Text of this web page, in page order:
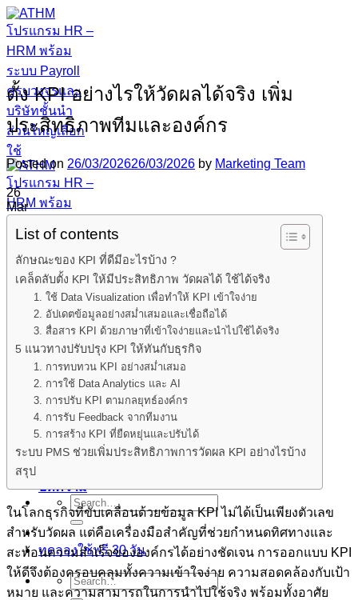
Skip
to
content
หน้าแรก
ผลิตภัณฑ์
Smarter Recruitment Platform
Core HR Management
Performance Management
Learning Management
Roster Management
ฟีเจอร์
บทความ
ทดลองใช้ฟรี 30 วัน
ตั้ง KPI อย่างไรให้วัดผลได้จริง เพิ่ม
ประสิทธิภาพทีมและองค์กร
Posted on 26/03/202626/03/2026 by Marketing Team
26
Mar
List of contents
ลักษณะของ KPI ที่ดีมีอะไรบ้าง ?
เคล็ดลับตั้ง KPI ให้มีประสิทธิภาพ วัดผลได้ ใช้ได้จริง
1. ใช้ Data Visualization เพื่อทำให้ KPI เข้าใจง่าย
2. อัปเดตข้อมูลอย่างสม่ำเสมอและเชื่อถือได้
3. สื่อสาร KPI ด้วยภาษาที่เข้าใจง่ายและนำไปใช้ได้จริง
5 แนวทางปรับปรุง KPI ให้ทันกับธุรกิจ
1. การทบทวน KPI อย่างสม่ำเสมอ
2. การใช้ Data Analytics และ AI
3. การปรับ KPI ตามกลยุทธ์องค์กร
4. การรับ Feedback จากทีมงาน
5. การสร้าง KPI ที่ยืดหยุ่นและปรับได้
ระบบ PMS ช่วยเพิ่มประสิทธิภาพการวัดผล KPI อย่างไรบ้าง
สรุป
ในโลกธุรกิจที่ขับเคลื่อนด้วยข้อมูล KPI ไม่ได้เป็นเพียงตัวเลข
สำหรับวัดผล แต่คือเครื่องมือสำคัญที่ช่วยกำหนดทิศทางและ
สะท้อนความสำเร็จขององค์กรได้อย่างชัดเจน การออกแบบ KPI
ให้ดีจึงต้องครอบคลุมทั้งความเข้าใจง่าย ความสอดคล้องกับเป้า
หมาย และความสามารถในการนำไปใช้จริง พร้อมทั้งอาศัย